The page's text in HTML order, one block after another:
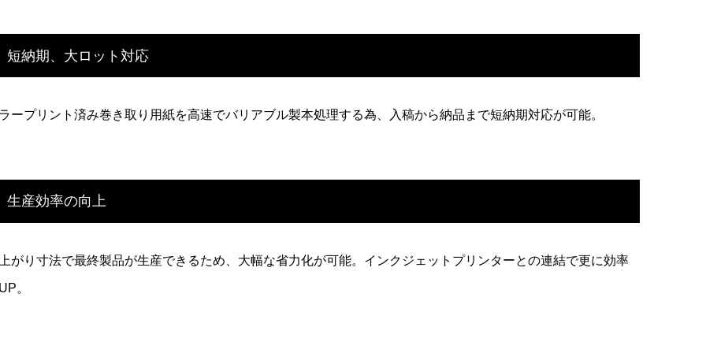
短納期、大ロット対応
ープリント済み巻き取り用紙を高速でバリアブル製本処理する為、入稿から納品まで短納期対応が可能。
生産効率の向上
がり寸法で最終製品が生産できるため、大幅な省力化が可能。インクジェットプリンターとの連結で更に効率
。